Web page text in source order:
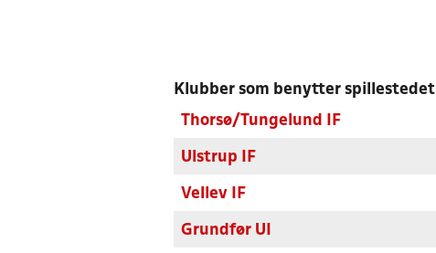
Klubber som benytter spillestedet
Thorsø/Tungelund IF
Ulstrup IF
Vellev IF
Grundfør UI